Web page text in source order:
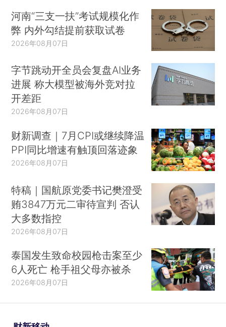
河南“三支一扶”考试规模化作
弊 内外勾结提前获取试卷
2026年08月07日
字节跳动开全员会复盘AI业务
进展 称大模型被海外竞对拉
开差距
2026年08月07日
财新调查｜7月CPI或继续降温
PPI同比增速有触顶回落迹象
2026年08月07日
特稿｜国航原党委书记樊澄受
贿3847万元二审待宣判 否认
大多数指控
2026年08月07日
泰国发生致命校园枪击案至少
6人死亡 枪手祖父母亦被杀
2026年08月07日